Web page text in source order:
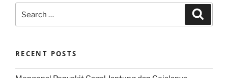
for:
RECENT POSTS